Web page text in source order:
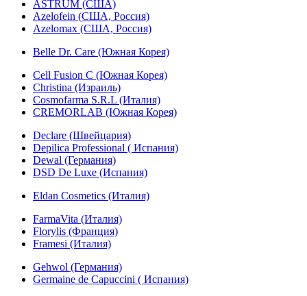
ASTRUM (США)
Azelofein (США, Россия)
Azelomax (США, Россия)
Belle Dr. Care (Южная Корея)
Cell Fusion C (Южная Корея)
Christina (Израиль)
Cosmofarma S.R.L (Италия)
CREMORLAB (Южная Корея)
Declare (Швейцария)
Depilica Professional ( Испания)
Dewal (Германия)
DSD De Luxe (Испания)
Eldan Cosmetics (Италия)
FarmaVita (Италия)
Florylis (Франция)
Framesi (Италия)
Gehwol (Германия)
Germaine de Capuccini ( Испания)